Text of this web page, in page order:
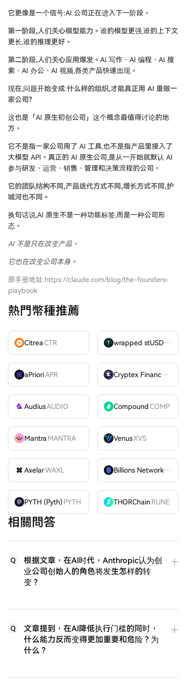
它更像是一个信号:AI 公司正在进入下一阶段。
第一阶段,人们关心模型能力。 谁的模型更强,谁的上下文
更长,谁的推理更好。
第二阶段,人们关心应用爆发。 AI 写作、AI 编程、AI 搜
索、AI 办公、AI 视频,各类产品快速出现。
现在,问题开始变成:什么样的组织,才能真正用 AI 重做一
家公司?
这也是「AI 原生初创公司」这个概念最值得讨论的地
方。
它不是指一家公司用了 AI 工具,也不是指产品里接入了
大模型 API。真正的 AI 原生公司,是从一开始就默认 AI
参与研发、运营、销售、管理和决策流程的公司。
它的团队结构不同,产品迭代方式不同,增长方式不同,护
城河也不同。
换句话说,AI 原生不是一种功能标签,而是一种公司形
态。
AI 不是只在改变产品。
它也在改变公司本身。
原手册地址:https://claude.com/blog/the-founders-
playbook
熱門幣種推薦
CitreaCTR wrapped stUSDT
aPrioriAPR Cryptex FinanceCTX
AudiusAUDIO CompoundCOMP
Mantra MANTRA VenusXVS
AxelarWAXL Billions Network
BILL
PYTH (Pyth) PYTH THORChain RUNE
相關問答
Q
根据文章，在AI时代，Anthropic认为创
业公司创始人的角色将发生怎样的转
变？
Q
文章提到，在AI降低执行门槛的同时，
什么能力反而变得更加重要和危险？为
什么？